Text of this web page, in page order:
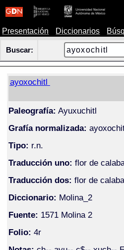
Presentación Diccionarios
Buscar:
ayoxochitl
Paleografía: Ayuxuchitl
Grafía normalizada:
Tipo: r.n.
Traducción uno: flor de
Traducción dos: flor de
Diccionario: Molina_2
Fuente: 1571 Molina 2
Folio: 4r